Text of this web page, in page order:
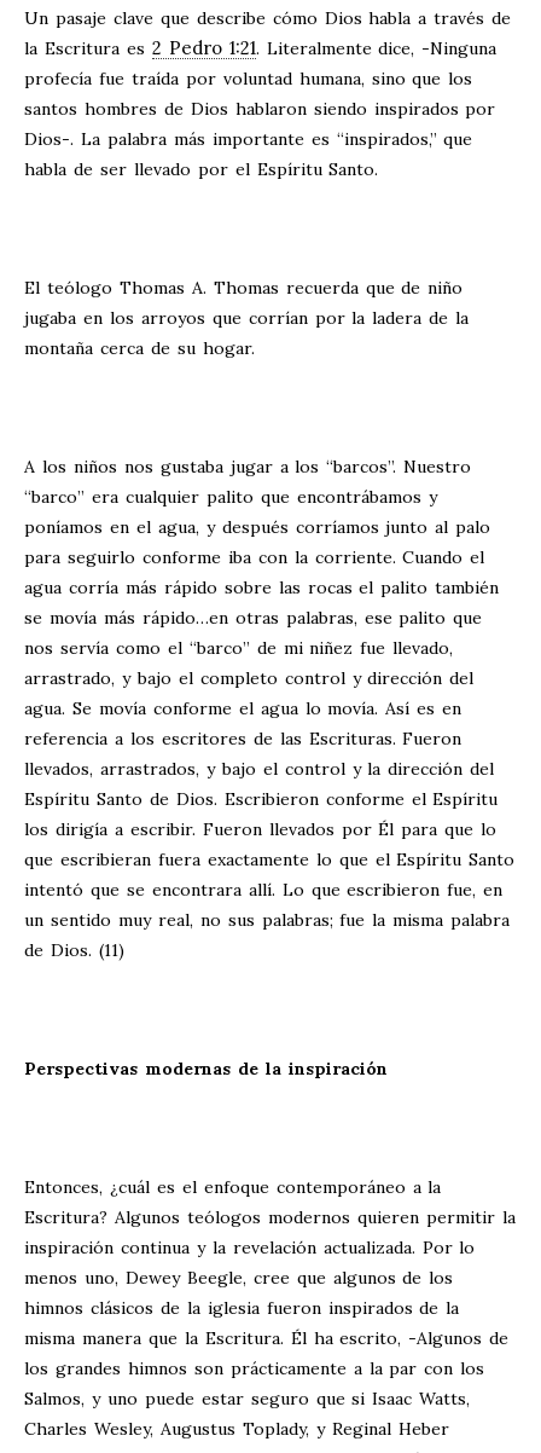
Un pasaje clave que describe cómo Dios habla a través de
la Escritura es 2 Pedro 1:21. Literalmente dice, -Ninguna
profecía fue traída por voluntad humana, sino que los
santos hombres de Dios hablaron siendo inspirados por
Dios-. La palabra más importante es “inspirados,” que
habla de ser llevado por el Espíritu Santo.
El teólogo Thomas A. Thomas recuerda que de niño
jugaba en los arroyos que corrían por la ladera de la
montaña cerca de su hogar.
A los niños nos gustaba jugar a los “barcos”. Nuestro
“barco” era cualquier palito que encontrábamos y
poníamos en el agua, y después corríamos junto al palo
para seguirlo conforme iba con la corriente. Cuando el
agua corría más rápido sobre las rocas el palito también
se movía más rápido…en otras palabras, ese palito que
nos servía como el “barco” de mi niñez fue llevado,
arrastrado, y bajo el completo control y dirección del
agua. Se movía conforme el agua lo movía. Así es en
referencia a los escritores de las Escrituras. Fueron
llevados, arrastrados, y bajo el control y la dirección del
Espíritu Santo de Dios. Escribieron conforme el Espíritu
los dirigía a escribir. Fueron llevados por Él para que lo
que escribieran fuera exactamente lo que el Espíritu Santo
intentó que se encontrara allí. Lo que escribieron fue, en
un sentido muy real, no sus palabras; fue la misma palabra
de Dios. (11)
Perspectivas modernas de la inspiración
Entonces, ¿cuál es el enfoque contemporáneo a la
Escritura? Algunos teólogos modernos quieren permitir la
inspiración continua y la revelación actualizada. Por lo
menos uno, Dewey Beegle, cree que algunos de los
himnos clásicos de la iglesia fueron inspirados de la
misma manera que la Escritura. Él ha escrito, -Algunos de
los grandes himnos son prácticamente a la par con los
Salmos, y uno puede estar seguro que si Isaac Watts,
Charles Wesley, Augustus Toplady, y Reginal Heber